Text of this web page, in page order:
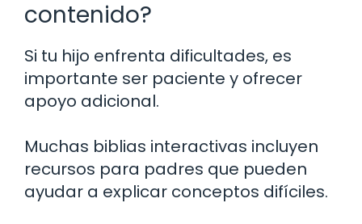
contenido?
Si tu hijo enfrenta dificultades, es
importante ser paciente y ofrecer
apoyo adicional.
Muchas biblias interactivas incluyen
recursos para padres que pueden
ayudar a explicar conceptos difíciles.